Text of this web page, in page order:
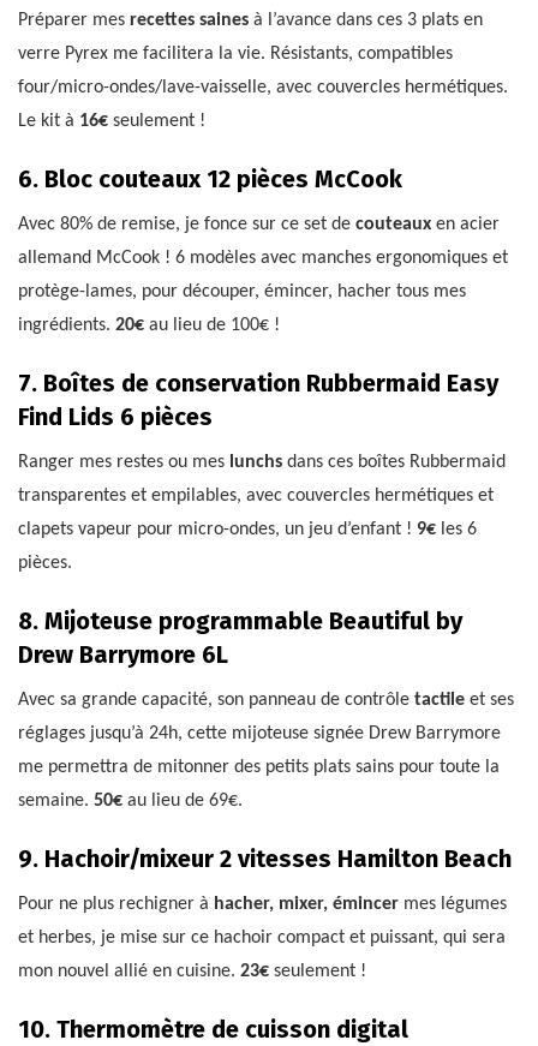
Préparer mes recettes saines à l’avance dans ces 3 plats en
verre Pyrex me facilitera la vie. Résistants, compatibles
four/micro-ondes/lave-vaisselle, avec couvercles hermétiques.
Le kit à 16€ seulement !
6. Bloc couteaux 12 pièces McCook
Avec 80% de remise, je fonce sur ce set de couteaux en acier
allemand McCook ! 6 modèles avec manches ergonomiques et
protège-lames, pour découper, émincer, hacher tous mes
ingrédients. 20€ au lieu de 100€ !
7. Boîtes de conservation Rubbermaid Easy
Find Lids 6 pièces
Ranger mes restes ou mes lunchs dans ces boîtes Rubbermaid
transparentes et empilables, avec couvercles hermétiques et
clapets vapeur pour micro-ondes, un jeu d’enfant ! 9€ les 6
pièces.
8. Mijoteuse programmable Beautiful by
Drew Barrymore 6L
Avec sa grande capacité, son panneau de contrôle tactile et ses
réglages jusqu’à 24h, cette mijoteuse signée Drew Barrymore
me permettra de mitonner des petits plats sains pour toute la
semaine. 50€ au lieu de 69€.
9. Hachoir/mixeur 2 vitesses Hamilton Beach
Pour ne plus rechigner à hacher, mixer, émincer mes légumes
et herbes, je mise sur ce hachoir compact et puissant, qui sera
mon nouvel allié en cuisine. 23€ seulement !
10. Thermomètre de cuisson digital